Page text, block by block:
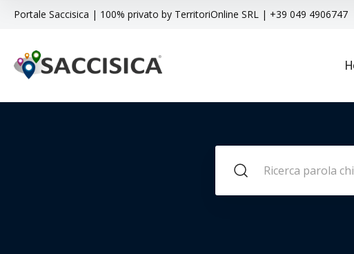
Portale Saccisica | 100% privato by TerritoriOnline SRL | +39 049 4906747